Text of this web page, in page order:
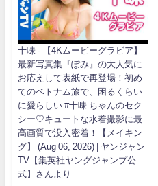
十味 - 【4Kムービーグラビア】
最新写真集『ぽみ』の大人気に
お応えして表紙で再登場！初め
てのベトナム旅で、困るくらい
に愛らしい #十味 ちゃんのセク
シー♡キュートな水着撮影に最
高画質で没入密着！【メイキン
グ】 (Aug 06, 2026) | ヤンジャン
TV【集英社ヤングジャンプ公
式】さんより